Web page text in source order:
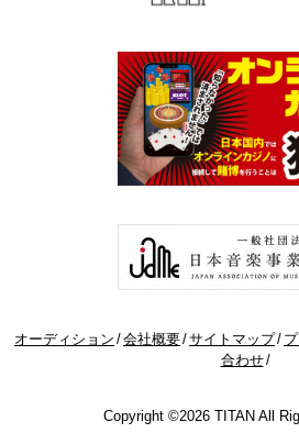
オーディション 会社概要 サイトマップ
合わせ
Copyright ©2026 TITAN All